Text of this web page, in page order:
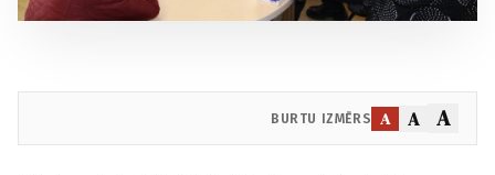
BURTU IZMĒRS A A A